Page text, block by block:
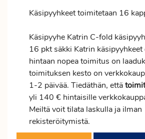
Käsipyyhkeet toimitetaan 16
Käsipyyhe Katrin C-fold
16 pkt säkki Katrin käsipyyhkeet
hintaan nopea toimitus on
toimituksen kesto on
1-2 päivää. Tiedäthän, että
yli 140 € hintaisille
Meiltä voit tilata laskulla ja ilman
rekisteröitymistä.